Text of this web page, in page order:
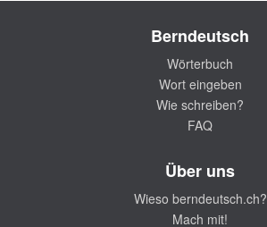
Berndeutsch
Wörterbuch
Wort eingeben
Wie schreiben?
FAQ
Über uns
Wieso berndeutsch.ch?
Mach mit!